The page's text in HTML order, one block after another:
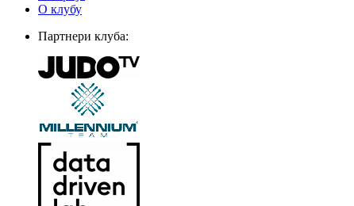
О клубу
Партнери клуба: